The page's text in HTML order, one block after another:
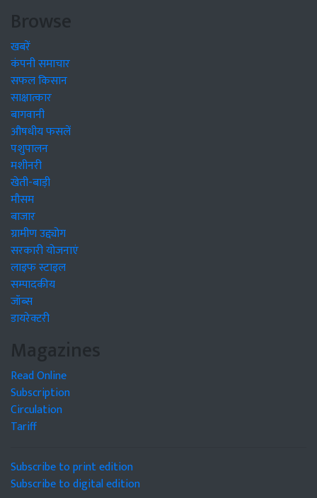
Browse
खबरें
कंपनी समाचार
सफल किसान
साक्षात्कार
बागवानी
औषधीय फसलें
पशुपालन
मशीनरी
खेती-बाड़ी
मौसम
बाजार
ग्रामीण उद्द्योग
सरकारी योजनाएं
लाइफ स्टाइल
सम्पादकीय
जॉब्स
डायरेक्टरी
Magazines
Read Online
Subscription
Circulation
Tariff
Subscribe to print edition
Subscribe to digital edition